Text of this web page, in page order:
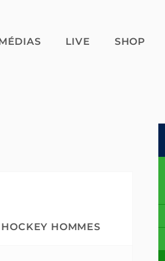
LIVE SHOP
HOMMES